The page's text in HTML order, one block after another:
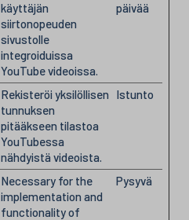
käyttäjän
siirtonopeuden
sivustolle
integroiduissa
YouTube videoissa.
päivää
Rekisteröi yksilöllisen
tunnuksen
pitääkseen tilastoa
YouTubessa
nähdyistä videoista.
Istunto
Necessary for the
implementation and
functionality of
Pysyvä